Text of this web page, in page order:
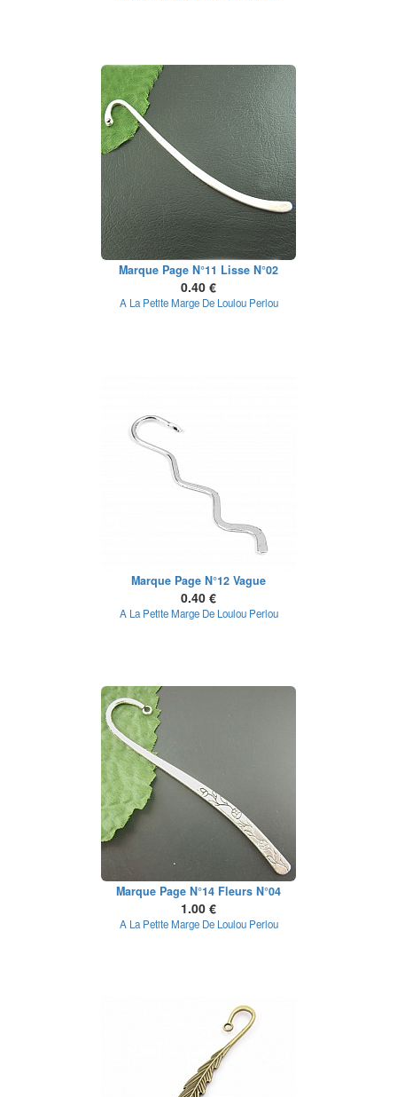
Marque Page N°11 Lisse N°02
0.40 €
A La Petite Marge De Loulou Perlou
Marque Page N°12 Vague
0.40 €
A La Petite Marge De Loulou Perlou
Marque Page N°14 Fleurs N°04
1.00 €
A La Petite Marge De Loulou Perlou